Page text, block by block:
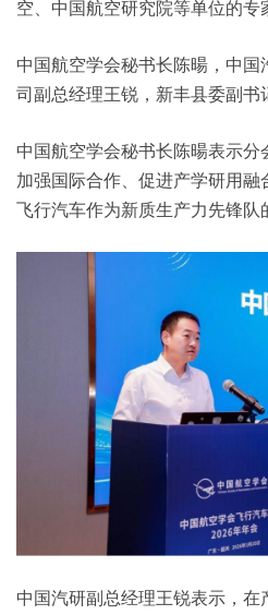
空、中国航空研究院等单位的专
中国航空学会秘书长陈暘，中
司副总经理王锐，新丰县委副书
中国航空学会秘书长陈暘表示分
加强国际合作、促进产学研用
飞行汽车作为新质生产力先锋队
中国汽研副总经理王锐表示，